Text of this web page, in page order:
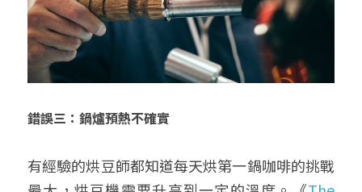
錯誤三：鍋爐預熱不確實
有經驗的烘豆師都知道每天烘第一鍋咖啡的挑戰